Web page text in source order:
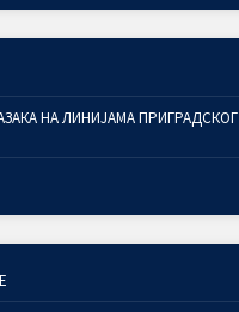
НА ЛИНИЈАМА ПРИГРАДСКОГ